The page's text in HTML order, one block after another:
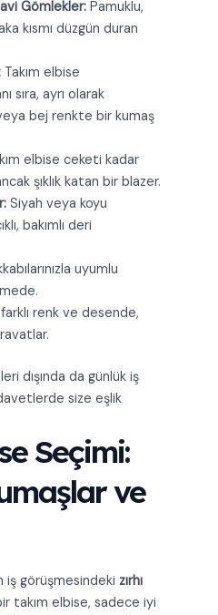
Gömlekler:Pamuklu,
kısmı düzgün duran
Takım elbise
sıra, ayrı olarak
bej renkte bir kumaş
elbise ceketi kadar
şıklık katan bir blazer.
Siyah veya koyu
bakımlı deri
uyumlu
renk ve desende,
dışında da günlük iş
size eşlik
Seçimi:
ve
iş görüşmesindeki zırhı
takım elbise, sadece iyi